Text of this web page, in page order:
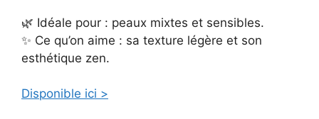
🌿 Idéale pour : peaux mixtes et sensibles.
✨ Ce qu’on aime : sa texture légère et son
esthétique zen.
Disponible ici >